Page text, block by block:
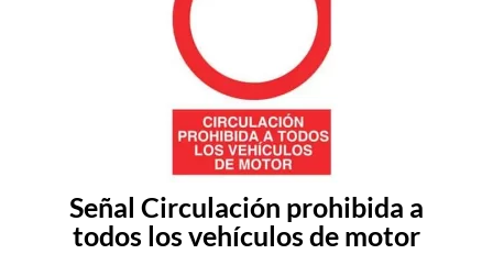
Señal Circulación prohibida a
todos los vehículos de motor